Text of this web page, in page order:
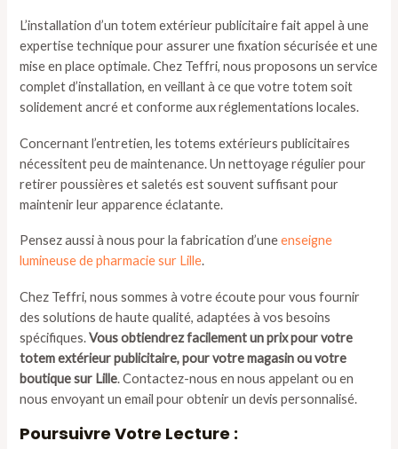
L’installation d’un totem extérieur publicitaire fait appel à une
expertise technique pour assurer une fixation sécurisée et une
mise en place optimale. Chez Teffri, nous proposons un service
complet d’installation, en veillant à ce que votre totem soit
solidement ancré et conforme aux réglementations locales.
Concernant l’entretien, les totems extérieurs publicitaires
nécessitent peu de maintenance. Un nettoyage régulier pour
retirer poussières et saletés est souvent suffisant pour
maintenir leur apparence éclatante.
Pensez aussi à nous pour la fabrication d’uneenseigne
lumineuse de pharmacie sur Lille.
Chez Teffri, nous sommes à votre écoute pour vous fournir
des solutions de haute qualité, adaptées à vos besoins
spécifiques.Vous obtiendrez facilement un prix pour votre
totem extérieur publicitaire, pour votre magasin ou votre
boutique sur Lille. Contactez-nous en nous appelant ou en
nous envoyant un email pour obtenir un devis personnalisé.
Poursuivre Votre Lecture :